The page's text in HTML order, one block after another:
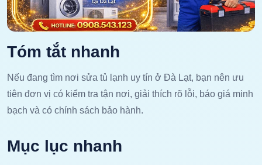
Tóm tắt nhanh
Nếu đang tìm nơi sửa tủ lạnh uy tín ở Đà Lạt, bạn nên ưu
tiên đơn vị có kiểm tra tận nơi, giải thích rõ lỗi, báo giá minh
bạch và có chính sách bảo hành.
Mục lục nhanh